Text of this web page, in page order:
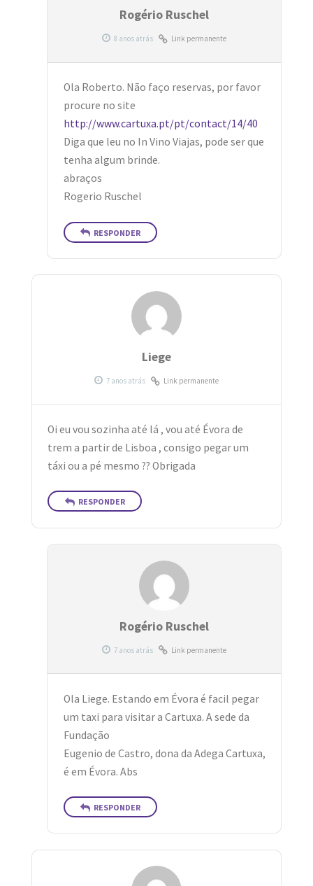
Rogério Ruschel
Link permanente
Ola Roberto. Não faço reservas, por favor
procure no site
http://www.cartuxa.pt/pt/contact/14/40
Diga que leu no In Vino Viajas, pode ser que
tenha algum brinde.
abraços
Rogerio Ruschel
RESPONDER
Liege
Link permanente
Oi eu vou sozinha até lá , vou até Évora de
trem a partir de Lisboa , consigo pegar um
táxi ou a pé mesmo ?? Obrigada
RESPONDER
Rogério Ruschel
Link permanente
Ola Liege. Estando em Évora é facil pegar
um taxi para visitar a Cartuxa. A sede da
Fundação
Eugenio de Castro, dona da Adega Cartuxa,
é em Évora. Abs
RESPONDER